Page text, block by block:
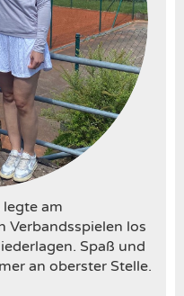
legte am
Verbandsspielen los
Spaß und
an oberster Stelle.